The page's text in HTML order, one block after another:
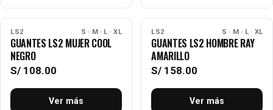
AGOTADO
LS2 S · M · L · XL
GUANTES LS2 MUJER COOL
NEGRO
S/ 108.00
Ver más
AGOTADO
LS2 S · M · L · XL
GUANTES LS2 HOMBRE RAY
AMARILLO
S/ 158.00
Ver más